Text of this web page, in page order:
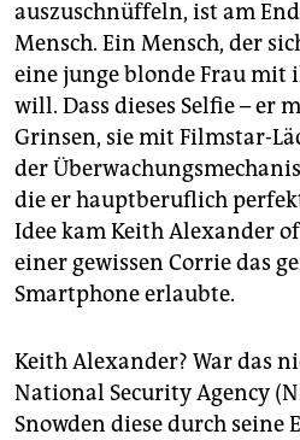
abo
genossenschaft
epaper login
auszuschnüffeln, ist am
Mensch. Ein Mensch, der
eine junge blonde Frau mit
will. Dass dieses Selfie – er
Grinsen, sie mit Filmstar-
der
die er hauptberuflich
Idee kam Keith Alexander
einer gewissen Corrie das
Smartphone erlaubte.
Keith Alexander? War das
National Security Agency
Snowden diese durch seine